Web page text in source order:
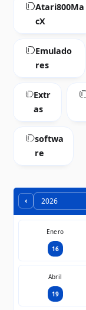
Atari800Ma
cX
Emulado
res
Extr
as
softwa
re
‹
Enero
16
Abril
19